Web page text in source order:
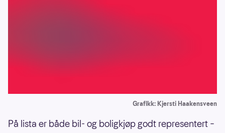
Grafikk: Kjersti Haakensveen
På lista er både bil- og boligkjøp godt representert –